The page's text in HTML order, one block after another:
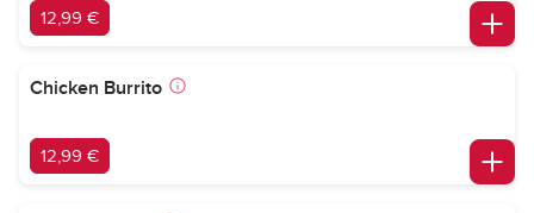
12,99 €
Chicken Burrito
12,99 €